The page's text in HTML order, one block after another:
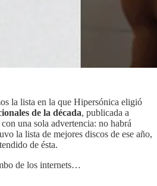
la lista en la que Hipersónica eligió
de la década, publicada a
una sola advertencia: no habrá
la lista de mejores discos de ese año,
de ésta.
de los internets…